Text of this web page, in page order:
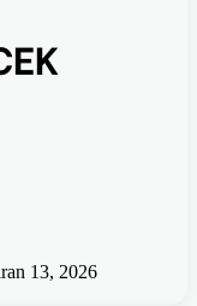
13, 2026